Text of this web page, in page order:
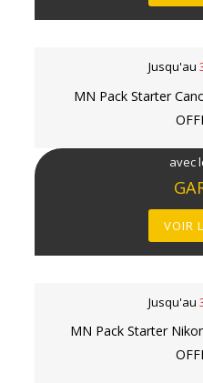
Jusqu'au
MN Pack Starter
avec
VOIR
Jusqu'au
MN Pack Starter